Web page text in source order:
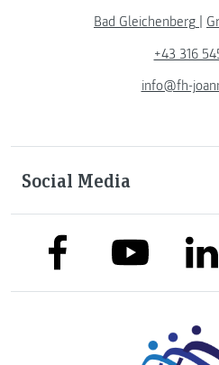
Bad Gleichenberg
+43 316
info@fh-
Social Media
link to facebooklink to